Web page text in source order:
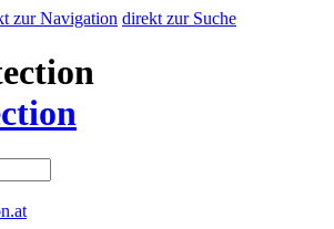
zur Navigation direkt zur Suche